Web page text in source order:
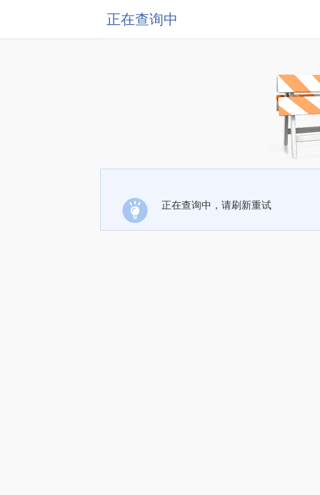
正在查询中
正在查询中，请刷新重试